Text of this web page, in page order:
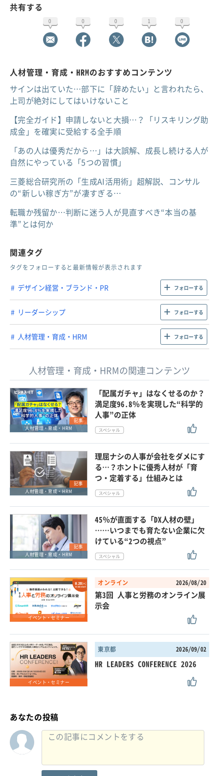
共有する
0 0 0 1 0
人材管理・育成・HRMのおすすめコンテンツ
サインは出ていた…部下に「辞めたい」と言われたら、
上司が絶対にしてはいけないこと
【完全ガイド】申請しないと大損…？「リスキリング助
成金」を確実に受給する全手順
「あの人は優秀だから…」は大誤解、成長し続ける人が
自然にやっている「5つの習慣」
三菱総合研究所の「生成AI活用術」超解説、コンサル
の“新しい稼ぎ方”が凄すぎる…
転職か残留か…判断に迷う人が見直すべき“本当の基
準”とは何か
関連タグ
タグをフォローすると最新情報が表示されます
デザイン経営・ブランド・PR フォローする
リーダーシップ フォローする
人材管理・育成・HRM フォローする
人材管理・育成・HRMの関連コンテンツ
記事
人材管理・育成・HRM
「配属ガチャ」はなくせるのか？
満足度96.8％を実現した“科学的
人事”の正体
記事
人材管理・育成・HRM
理屈ナシの人事が会社をダメにす
る…？ホントに優秀人材が「育
つ・定着する」仕組みとは
記事
人材管理・育成・HRM
45％が直面する「DX人材の壁」
……いつまでも育たない企業に欠
けている“2つの視点”
イベント・セミナー
オンライン 2026/08/20
第3回 人事と労務のオンライン展
示会
イベント・セミナー
東京都 2026/09/02
HR LEADERS CONFERENCE 2026
あなたの投稿